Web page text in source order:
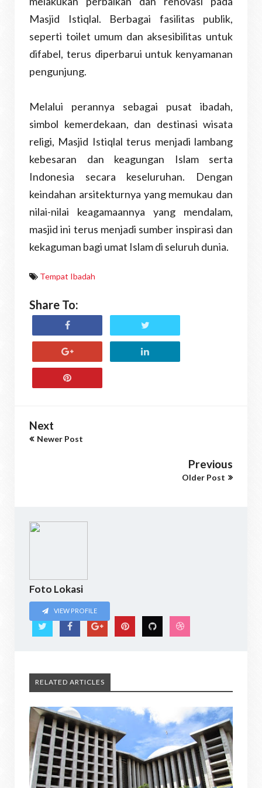
Masjid Istiqlal. Berbagai fasilitas publik,
seperti toilet umum dan aksesibilitas untuk
difabel, terus diperbarui untuk kenyamanan
pengunjung.
Melalui perannya sebagai pusat ibadah,
simbol kemerdekaan, dan destinasi wisata
religi, Masjid Istiqlal terus menjadi lambang
kebesaran dan keagungan Islam serta
Indonesia secara keseluruhan. Dengan
keindahan arsitekturnya yang memukau dan
nilai-nilai keagamaannya yang mendalam,
masjid ini terus menjadi sumber inspirasi dan
kekaguman bagi umat Islam di seluruh dunia.
Tempat Ibadah
Share To:
Next
Newer Post
Previous
Older Post
Foto Lokasi
VIEW PROFILE
RELATED ARTICLES